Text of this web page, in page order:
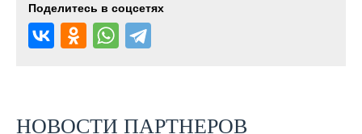
Поделитесь в соцсетях
НОВОСТИ ПАРТНЕРОВ